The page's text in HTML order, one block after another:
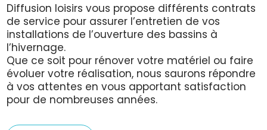
Diffusion loisirs vous propose différents contrats
de service pour assurer l’entretien de vos
installations de l’ouverture des bassins à
l’hivernage.
Que ce soit pour rénover votre matériel ou faire
évoluer votre réalisation, nous saurons répondre
à vos attentes en vous apportant satisfaction
pour de nombreuses années.